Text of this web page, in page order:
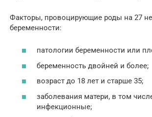
Факторы, провоцирующие роды на 27
беременности:
патологии беременности или
беременность двойней и более;
возраст до 18 лет и старше 35;
заболевания матери, в том
инфекционные;